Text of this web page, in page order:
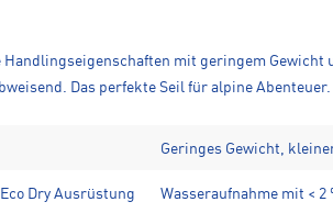
Handlingseigenschaften mit geringem
Das perfekte Seil für alpine Abenteuer.
Geringes Gewicht,
Dry Ausrüstung Wasseraufnahme mit <